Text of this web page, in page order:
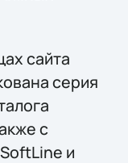
сайта
серия
с
и